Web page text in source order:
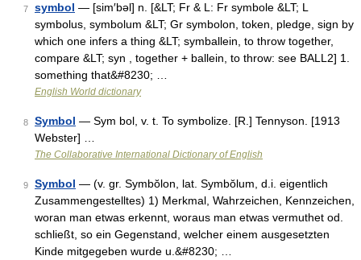
7 symbol — [sim′bəl] n. [&LT; Fr & L: Fr symbole &LT; L
symbolus, symbolum &LT; Gr symbolon, token, pledge, sign by
which one infers a thing &LT; symballein, to throw together,
compare &LT; syn , together + ballein, to throw: see BALL2] 1.
something that&#8230; …
English World dictionary
8 Symbol — Sym bol, v. t. To symbolize. [R.] Tennyson. [1913
Webster] …
The Collaborative International Dictionary of English
9 Symbol — (v. gr. Symbŏlon, lat. Symbŏlum, d.i. eigentlich
Zusammengestelltes) 1) Merkmal, Wahrzeichen, Kennzeichen,
woran man etwas erkennt, woraus man etwas vermuthet od.
schließt, so ein Gegenstand, welcher einem ausgesetzten
Kinde mitgegeben wurde u.&#8230; …